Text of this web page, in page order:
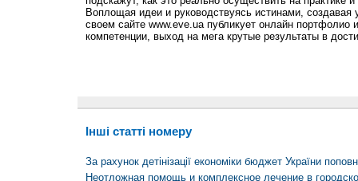
Воплощая идеи и руководствуясь истинами, создавая
своем сайте www.eve.ua публикует онлайн портфолио
компетенции, выход на мега крутые результаты в
Інші статті номеру
За рахунок детінізації економіки бюджет України
Неотложная помощь и комплексное лечение в